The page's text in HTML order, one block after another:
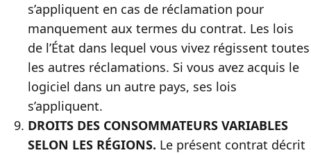
s’appliquent en cas de réclamation pour
manquement aux termes du contrat. Les lois
de l’État dans lequel vous vivez régissent toutes
les autres réclamations. Si vous avez acquis le
logiciel dans un autre pays, ses lois
s’appliquent.
DROITS DES CONSOMMATEURS VARIABLES
SELON LES RÉGIONS. Le présent contrat décrit